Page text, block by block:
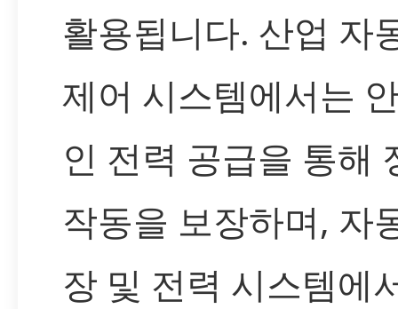
활용됩니다. 산업 자
제어 시스템에서는
인 전력 공급을 통해
작동을 보장하며, 자
장 및 전력 시스템에